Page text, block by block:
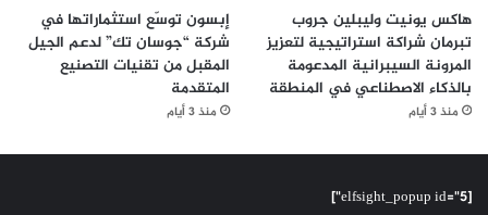
هاكس يونيت وليبلين جروب
تبرمان شراكة استراتيجية لتعزيز
المرونة السيبرانية المدعومة
بالذكاء الاصطناعي في المنطقة
منذ 3 أيام
إبسون توسّع استثماراتها في
شركة “جوسان تك” لدعم الجيل
المقبل من تقنيات التصنيع
المتقدمة
منذ 3 أيام
[elfsight_popup id="5"]